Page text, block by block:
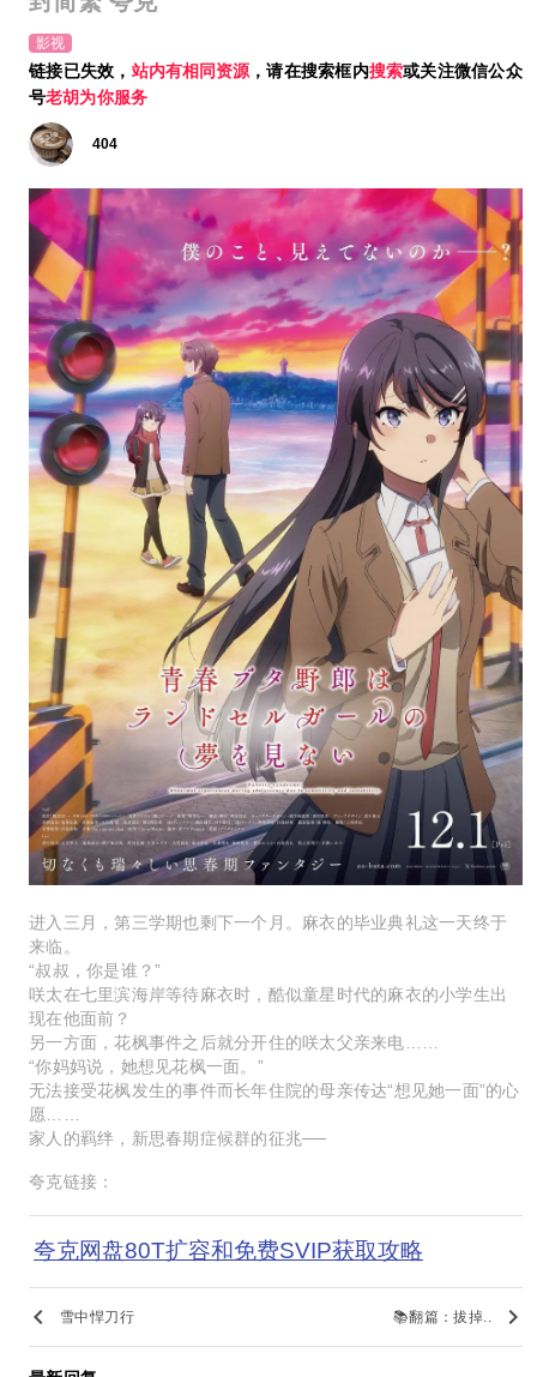
影视
链接已失效， 站内有相同资源 ，请在搜索框内搜索或关注微信公众
号老胡为你服务
404
进入三月，第三学期也剩下一个月。麻衣的毕业典礼这一天终于
来临。
“叔叔，你是谁？”
咲太在七里滨海岸等待麻衣时，酷似童星时代的麻衣的小学生出
现在他面前？
另一方面，花枫事件之后就分开住的咲太父亲来电……
“你妈妈说，她想见花枫一面。”
无法接受花枫发生的事件而长年住院的母亲传达“想见她一面”的心
愿……
家人的羁绊，新思春期症候群的征兆──
夸克链接：
夸克网盘80T扩容和免费SVIP获取攻略
keyboard_arrow_left 雪中悍刀行 📚翻篇：拔掉.. keyboard_arrow_right